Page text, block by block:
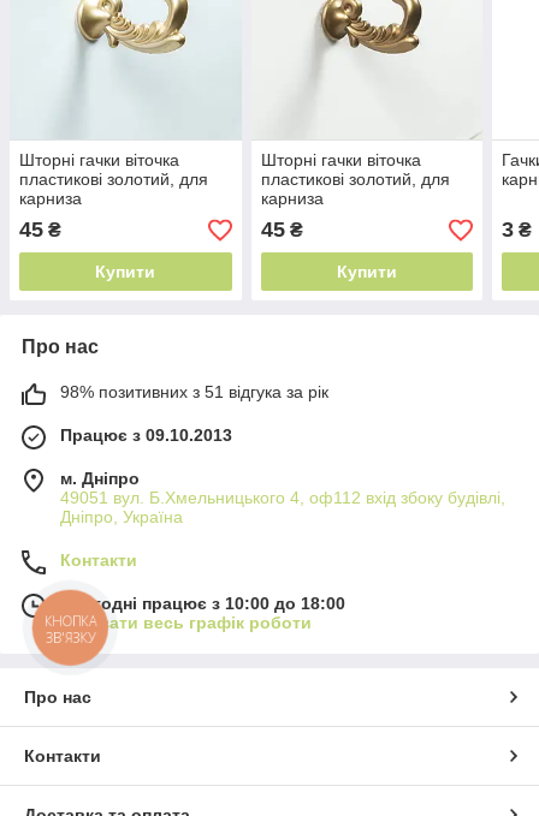
Шторні гачки віточка
пластикові золотий, для
карниза
45 ₴
Купити
Шторні гачки віточка
пластикові золотий, для
карниза
45₴
Купити
3 ₴
Про нас
98% позитивних з 51 відгука за рік
Працює з 09.10.2013
м. Дніпро
49051 вул. Б.Хмельницького 4, оф112 вхід збоку будівлі,
Дніпро, Україна
Контакти
Сьогодні працює з 10:00 до 18:00
Показати весь графік роботи
Про нас
Контакти
КНОПКА
ЗВ'ЯЗКУ